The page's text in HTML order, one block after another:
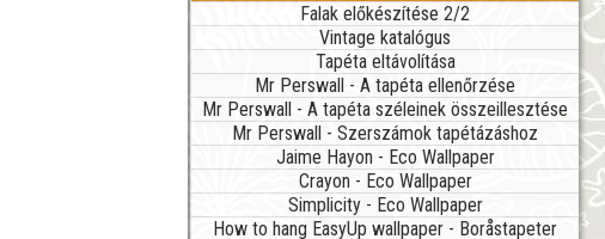
Falak előkészítése 2/2
Vintage katalógus
Tapéta eltávolítása
Mr Perswall - A tapéta ellenőrzése
Mr Perswall - A tapéta széleinek összeillesztése
Mr Perswall - Szerszámok tapétázáshoz
Jaime Hayon - Eco Wallpaper
Crayon - Eco Wallpaper
Simplicity - Eco Wallpaper
How to hang EasyUp wallpaper - Boråstapeter